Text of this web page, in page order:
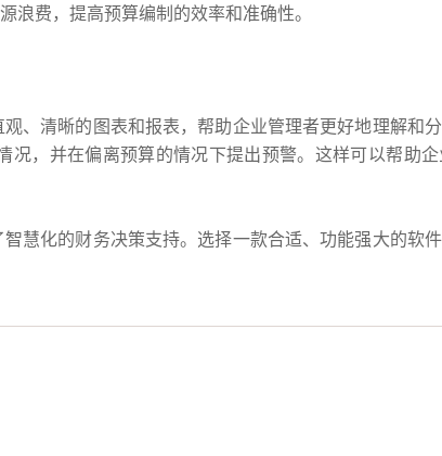
浪费，提高预算编制的效率和准确性。
、清晰的图表和报表，帮助企业管理者更好地理解和
，并在偏离预算的情况下提出预警。这样可以帮助
慧化的财务决策支持。选择一款合适、功能强大的软